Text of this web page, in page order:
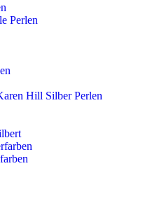
Perlen
Hill Silber Perlen